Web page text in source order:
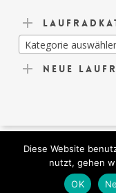
Kategorie
Neue
© 2026 German-
facebookinstagram
Diese Website
nutzt, gehen
OK